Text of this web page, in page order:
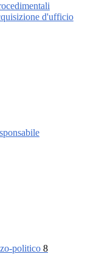
d'ufficio
politico 8